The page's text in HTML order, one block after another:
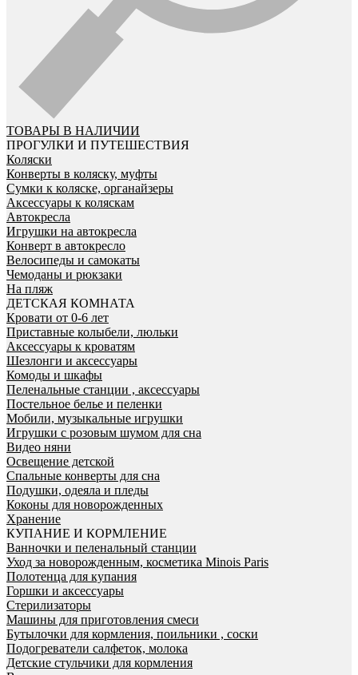
ТОВАРЫ В НАЛИЧИИ
ПРОГУЛКИ И ПУТЕШЕСТВИЯ
Коляски
Конверты в коляску, муфты
Сумки к коляске, органайзеры
Аксессуары к коляскам
Автокресла
Игрушки на автокресла
Конверт в автокресло
Велосипеды и самокаты
Чемоданы и рюкзаки
На пляж
ДЕТСКАЯ КОМНАТА
Кровати от 0-6 лет
Приставные колыбели, люльки
Аксессуары к кроватям
Шезлонги и аксессуары
Комоды и шкафы
Пеленальные станции , аксессуары
Постельное белье и пеленки
Мобили, музыкальные игрушки
Игрушки с розовым шумом для сна
Видео няни
Освещение детской
Спальные конверты для сна
Подушки, одеяла и пледы
Коконы для новорожденных
Хранение
КУПАНИЕ И КОРМЛЕНИЕ
Ванночки и пеленальный станции
Уход за новорожденным, косметика Minois Paris
Полотенца для купания
Горшки и аксессуары
Стерилизаторы
Машины для приготовления смеси
Бутылочки для кормления, поильники , соски
Подогреватели салфеток, молока
Детские стульчики для кормления